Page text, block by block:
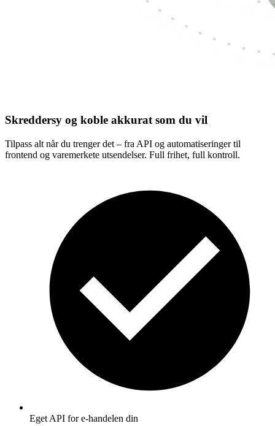
Skreddersy og koble akkurat som du vil
Tilpass alt når du trenger det – fra API og automatiseringer til
frontend og varemerkete utsendelser. Full frihet, full kontroll.
Eget API for e-handelen din